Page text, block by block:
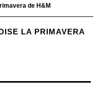
de H&M
LA PRIMAVERA